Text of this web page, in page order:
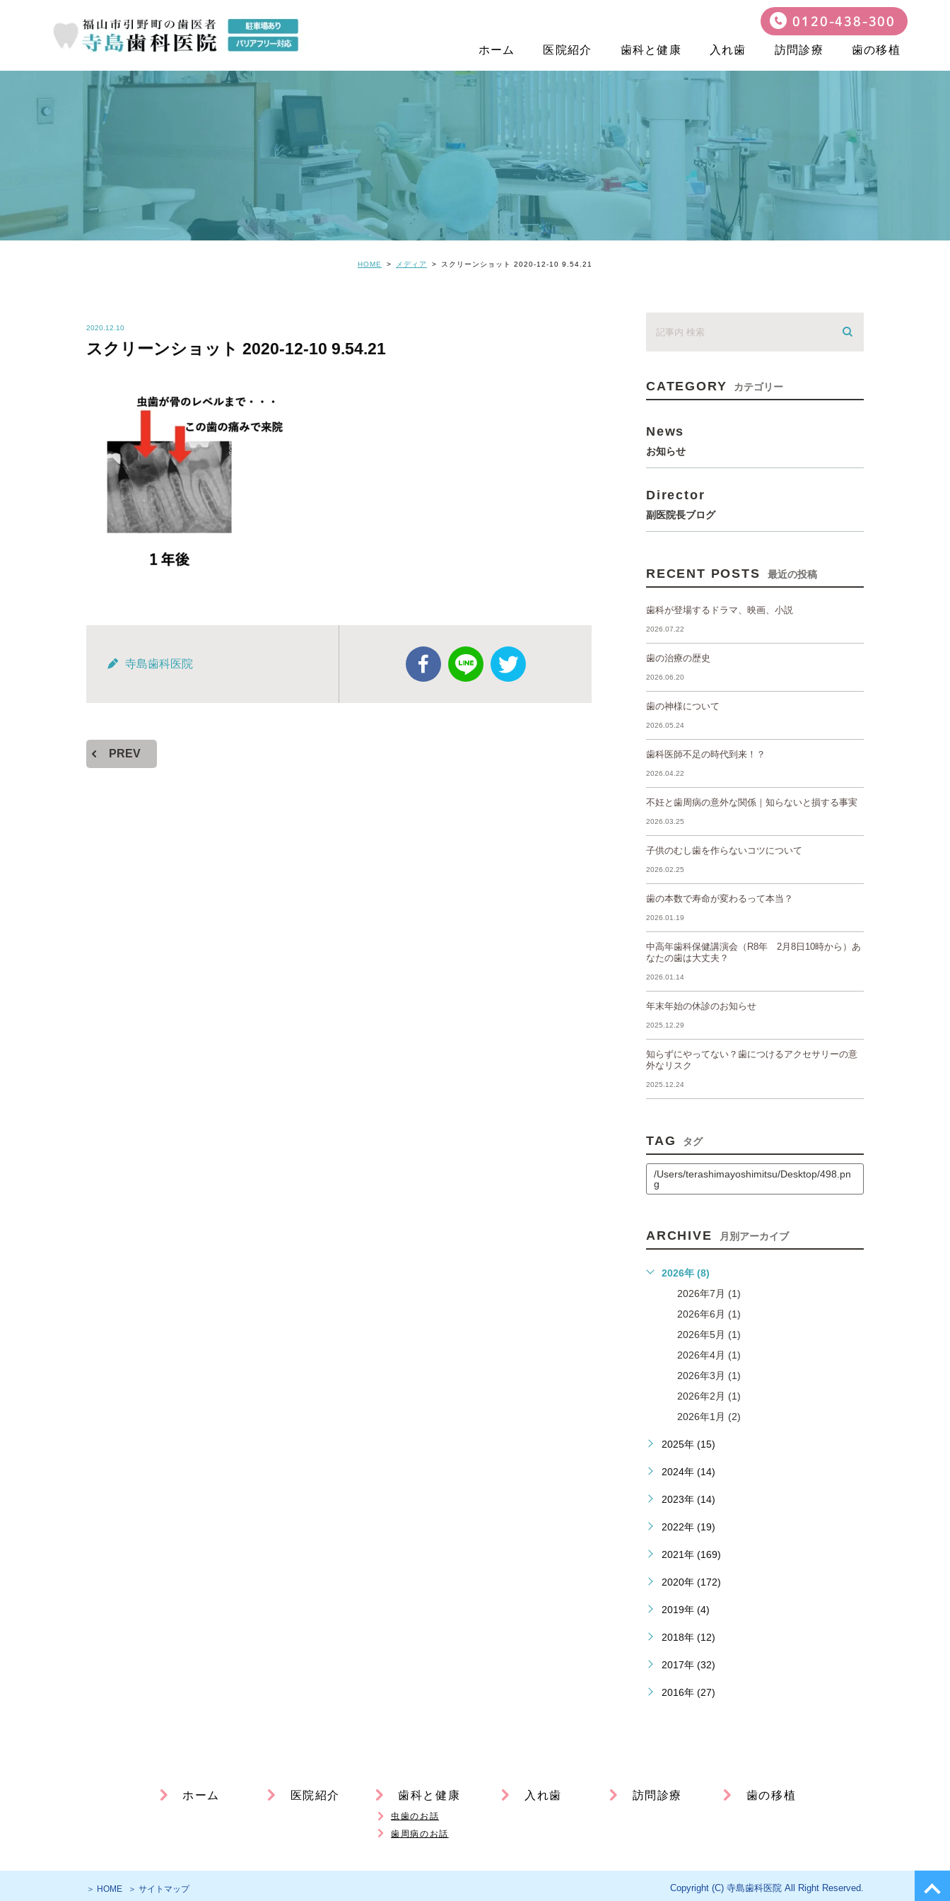
0120-438-300
ホーム 医院紹介 歯科と健康 入れ歯 訪問診療 歯の移植
HOME メディア スクリーンショット 2020-12-10 9.54.21
2020.12.10
スクリーンショット 2020-12-10 9.54.21
寺島歯科医院
PREV
CATEGORY カテゴリー
News
お知らせ
Director
副医院長ブログ
RECENT POSTS 最近の投稿
歯科が登場するドラマ、映画、小説
2026.07.22
歯の治療の歴史
2026.06.20
歯の神様について
2026.05.24
歯科医師不足の時代到来！？
2026.04.22
不妊と歯周病の意外な関係｜知らないと損する事実
2026.03.25
子供のむし歯を作らないコツについて
2026.02.25
歯の本数で寿命が変わるって本当？
2026.01.19
中高年歯科保健講演会（R8年 2月8日10時から）あ
なたの歯は大丈夫？
2026.01.14
年末年始の休診のお知らせ
2025.12.29
知らずにやってない？歯につけるアクセサリーの意
外なリスク
2025.12.24
TAG タグ
/Users/terashimayoshimitsu/Desktop/498.pn
g
ARCHIVE 月別アーカイブ
2026年 (8)
2026年7月 (1)
2026年6月 (1)
2026年5月 (1)
2026年4月 (1)
2026年3月 (1)
2026年2月 (1)
2026年1月 (2)
2025年 (15)
2024年 (14)
2023年 (14)
2022年 (19)
2021年 (169)
2020年 (172)
2019年 (4)
2018年 (12)
2017年 (32)
2016年 (27)
ホーム 医院紹介 歯科と健康
虫歯のお話
歯周病のお話
入れ歯 訪問診療 歯の移植
＞ HOME ＞ サイトマップ Copyright (C) 寺島歯科医院 All Right Reserved.